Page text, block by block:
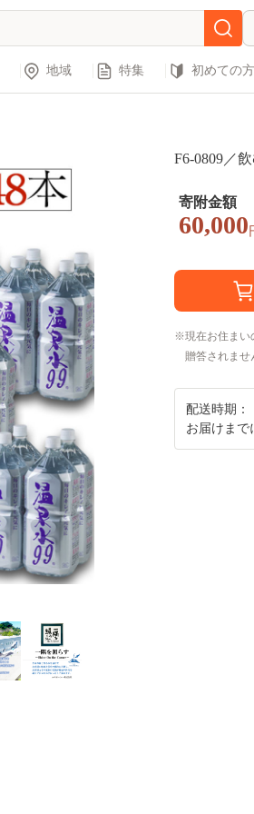
地域 特集 初めての方
F6-0809／
寄附金額
60,000
現在お住まい
贈答されませ
配送時期：
お届けまで